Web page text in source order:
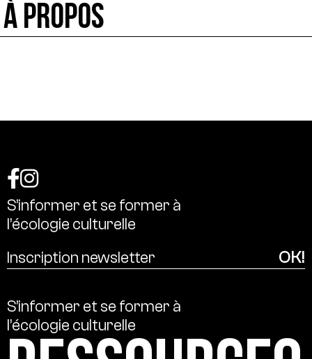
À PROPOS
S’informer et se former à
l’écologie culturelle
S’informer et se former à
l’écologie culturelle